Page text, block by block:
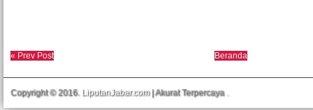
« Prev Post Beranda
Copyright © 2016. LiputanJabar.com| Akurat Terpercaya